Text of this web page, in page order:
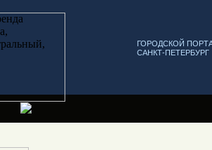
ГОРОДСКОЙ
САНКТ-ПЕТЕРБУРГ